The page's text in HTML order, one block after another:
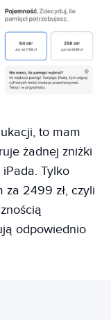
to mam
żadnej zniżki
Tylko
2499 zł, czyli
odpowiednio